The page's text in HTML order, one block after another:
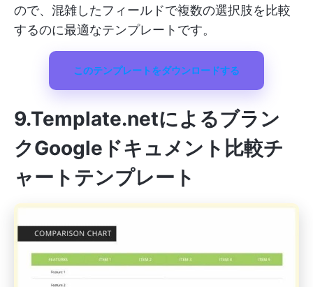
ので、混雑したフィールドで複数の選択肢を比較
するのに最適なテンプレートです。
このテンプレートをダウンロードする
9.Template.netによるブラン
クGoogleドキュメント比較チ
ャートテンプレート